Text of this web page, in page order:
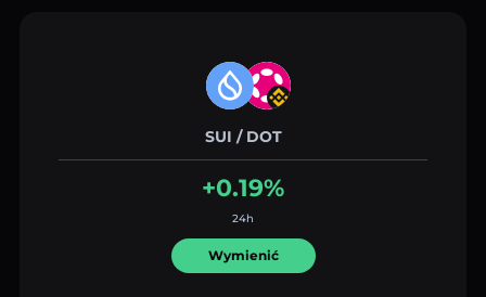
SUI / DOT
+0.19%
24h
Wymienić